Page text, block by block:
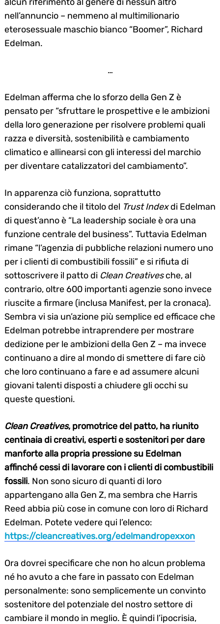
nell’annuncio – nemmeno al multimilionario
eterosessuale maschio bianco “Boomer”, Richard
Edelman.
…
Edelman afferma che lo sforzo della Gen Z è
pensato per “sfruttare le prospettive e le ambizioni
della loro generazione per risolvere problemi quali
razza e diversità, sostenibilità e cambiamento
climatico e allinearsi con gli interessi del marchio
per diventare catalizzatori del cambiamento”.
In apparenza ciò funziona, soprattutto
considerando che il titolo del Trust Indexdi Edelman
di quest’anno è “La leadership sociale è ora una
funzione centrale del business”. Tuttavia Edelman
rimane “l’agenzia di pubbliche relazioni numero uno
per i clienti di combustibili fossili” e si rifiuta di
sottoscrivere il patto di Clean Creativesche, al
contrario, oltre 600 importanti agenzie sono invece
riuscite a firmare (inclusa Manifest, per la cronaca).
Sembra vi sia un’azione più semplice ed efficace che
Edelman potrebbe intraprendere per mostrare
dedizione per le ambizioni della Gen Z – ma invece
continuano a dire al mondo di smettere di fare ciò
che loro continuano a fare e ad assumere alcuni
giovani talenti disposti a chiudere gli occhi su
queste questioni.
Clean Creatives, promotrice del patto, ha riunito
centinaia di creativi, esperti e sostenitori per dare
manforte alla propria pressione su Edelman
affinché cessi di lavorare con i clienti di combustibili
fossili. Non sono sicuro di quanti di loro
appartengano alla Gen Z, ma sembra che Harris
Reed abbia più cose in comune con loro di Richard
Edelman. Potete vedere qui l’elenco:
https://cleancreatives.org/edelmandropexxon
Ora dovrei specificare che non ho alcun problema
né ho avuto a che fare in passato con Edelman
personalmente: sono semplicemente un convinto
sostenitore del potenziale del nostro settore di
cambiare il mondo in meglio. È quindi l’ipocrisia,
for: